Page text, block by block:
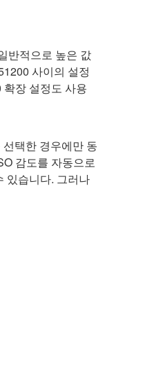
반적으로 높은 값
사이의 설정
장 설정도 사용
선택한 경우에만 동
감도를 자동으로
있습니다. 그러나